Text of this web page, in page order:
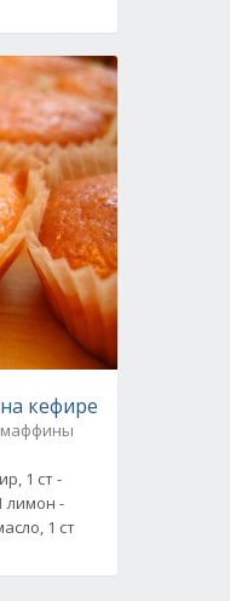
кефире
маффины
1 ст -
лимон -
1 ст